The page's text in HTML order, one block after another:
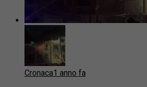
Cronaca1 anno fa